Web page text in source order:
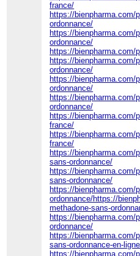
france/
https://bienpharma.com/
ordonnance/
https://bienpharma.com/
ordonnance/
https://bienpharma.com/
https://bienpharma.com/
ordonnance/
https://bienpharma.com/
ordonnance/
https://bienpharma.com/
ordonnance/
https://bienpharma.com/
france/
https://bienpharma.com/
france/
https://bienpharma.com/
sans-ordonnance/
https://bienpharma.com/
sans-ordonnance/
https://bienpharma.com/
ordonnance/https://
methadone-sans-
https://bienpharma.com/
ordonnance/
https://bienpharma.com/
sans-ordonnance-en-
https://bienpharma.com/